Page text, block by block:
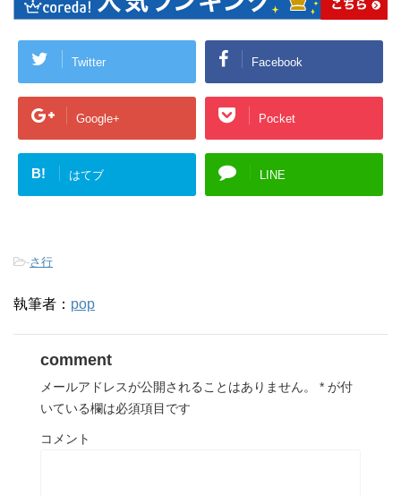
Twitter Facebook
Google+ Pocket
B! はてブ LINE
-さ行
執筆者： pop
comment
メールアドレスが公開されることはありません。 * が付
いている欄は必須項目です
コメント